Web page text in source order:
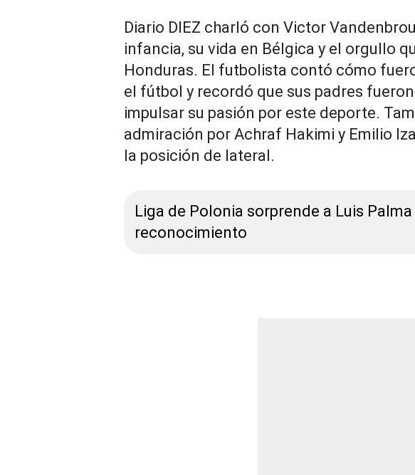
Diario DIEZ charló con Victor
infancia, su vida en Bélgica y el orgullo
Honduras. El futbolista contó cómo
el fútbol y recordó que sus padres
impulsar su pasión por este deporte.
admiración por Achraf Hakimi y Emilio
la posición de lateral.
Liga de Polonia sorprende a Luis
reconocimiento